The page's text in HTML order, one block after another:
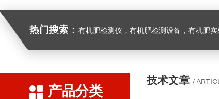
热门搜索： 有机肥检测仪，有机肥检测设备，有机肥实验室设备，生物有
产品分类
技术文章 /